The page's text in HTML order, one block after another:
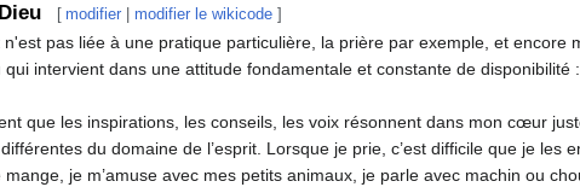
[ modifier |modifier le wikicode ]
pas liée à une pratique particulière, la prière par exemple, et encore
intervient dans une attitude fondamentale et constante de disponibilité :
que les inspirations, les conseils, les voix résonnent dans mon cœur
du domaine de l’esprit. Lorsque je prie, c’est difficile que je les
mange, je m’amuse avec mes petits animaux, je parle avec machin ou